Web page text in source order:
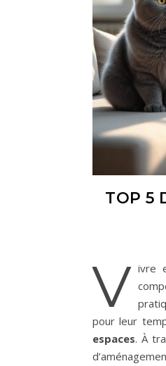
TOP 5
V ivre
pour leur
espaces. À